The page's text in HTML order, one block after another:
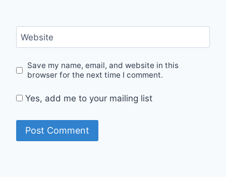
Website
Save my name, email, and website in this
browser for the next time I comment.
Yes, add me to your mailing list